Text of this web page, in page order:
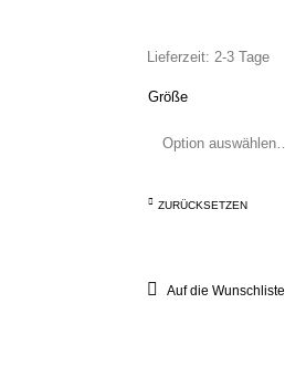
Lieferzeit: 2-3 Tage
Größe
ZURÜCKSETZEN
Auf die Wunschliste